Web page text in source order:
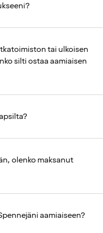
tai ulkoisen
silti ostaa aamiaisen
olenko maksanut
aamiaiseen?